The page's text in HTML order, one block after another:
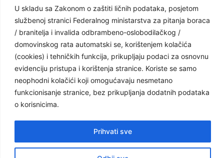
U skladu sa Zakonom o zaštiti ličnih podataka, posjetom
službenoj stranici Federalnog ministarstva za pitanja boraca
/ branitelja i invalida odbrambeno-oslobodilačkog /
domovinskog rata automatski se, korištenjem kolačića
(cookies) i tehničkih funkcija, prikupljaju podaci za osnovnu
evidenciju pristupa i korištenja stranice. Koriste se samo
neophodni kolačići koji omogućavaju nesmetano
funkcionisanje stranice, bez prikupljanja dodatnih podataka
o korisnicima.
Prihvati sve
Youtube Kanal
Linkovi
Vlada Federacije Bosne i Hercegovine
Federalno ministarstvo finansija
Federalni zavod za penzijsko i invalidsko osiguranje
Federalno ministarstvo za pitanja boraca /branitelja i invalida
odbrambeno-oslobodilačkog / domovinskog rata